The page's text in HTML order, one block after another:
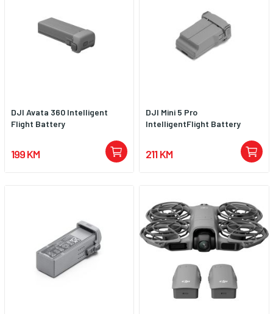
DJI Avata 360 Intelligent
Flight Battery
199 KM
DJI Mini 5 Pro
IntelligentFlight Battery
211 KM